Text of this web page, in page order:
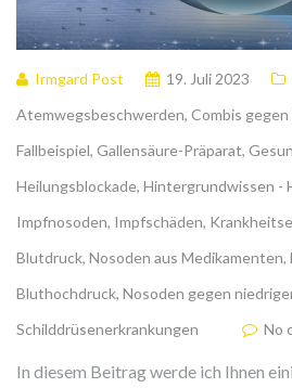
Irmgard Post 19. Juli 2023
Atemwegsbeschwerden, Combis
Fallbeispiel, Gallensäure-Präparat,
Heilungsblockade, Hintergrundwissen -
Impfnosoden, Impfschäden,
Blutdruck, Nosoden aus Medikamenten,
Bluthochdruck, Nosoden gegen
Schilddrüsenerkrankungen
No
In diesem Beitrag werde ich Ihnen